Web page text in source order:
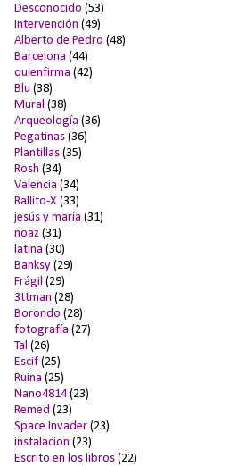
Desconocido (53)
intervención (49)
Alberto de Pedro (48)
Barcelona (44)
quienfirma (42)
Blu (38)
Mural (38)
Arqueología (36)
Pegatinas (36)
Plantillas (35)
Rosh (34)
Valencia (34)
Rallito-X (33)
jesús y maría (31)
noaz (31)
latina (30)
Banksy (29)
Frágil (29)
3ttman (28)
Borondo (28)
fotografía (27)
Tal (26)
Escif (25)
Ruina (25)
Nano4814 (23)
Remed (23)
Space Invader (23)
instalacion (23)
Escrito en los libros (22)